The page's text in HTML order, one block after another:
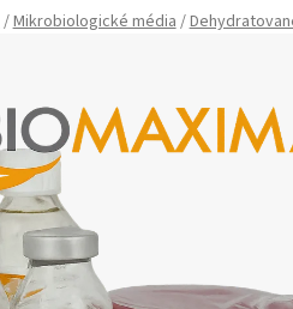
/Mikrobiologické média /